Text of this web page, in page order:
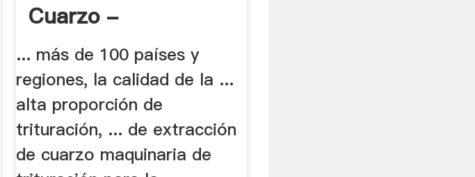
Cuarzo -
Trituradora De .
... más de 100 países y
regiones, la calidad de la ...
alta proporción de
trituración, ... de extracción
de cuarzo maquinaria de